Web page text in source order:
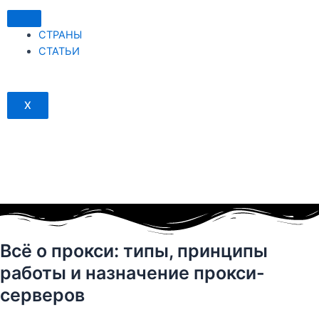
Перейти
содержимому
СТРАНЫ
СТАТЬИ
X
Всё о прокси: типы, принципы
работы и назначение прокси-
серверов